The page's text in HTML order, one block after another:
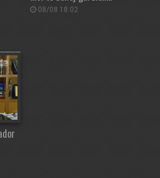
08/08 18:02